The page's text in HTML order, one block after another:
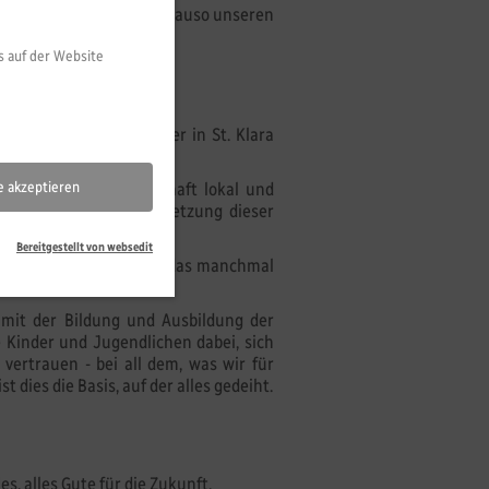
Niethammer, aber genauso unseren
schwierige, die ich hier in St. Klara
der Bildungslandschaft lokal und
bei der Fortsetzung dieser
nicht, obwohl wir das manchmal
der Bildung und Ausbildung der
und Jugendlichen dabei, sich
- bei all dem, was wir für
dies die Basis, auf der alles gedeiht.
alles Gute für die Zukunft.
auf der Website
akzeptieren
Bereitgestellt von websedit